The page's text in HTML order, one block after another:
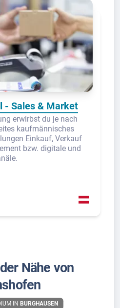
- Sales & Market
erwirbst du je nach
kaufmännisches
Einkauf, Verkauf
bzw. digitale und
Nähe von
IN BURGHAUSEN